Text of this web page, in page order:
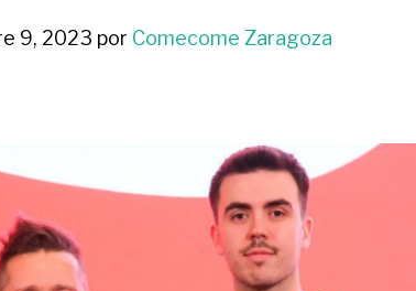
9, 2023 por Comecome Zaragoza